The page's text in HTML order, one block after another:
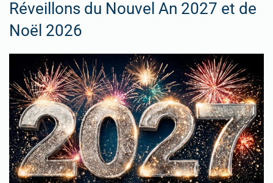
Réveillons du Nouvel An 2027 et de
Noël 2026